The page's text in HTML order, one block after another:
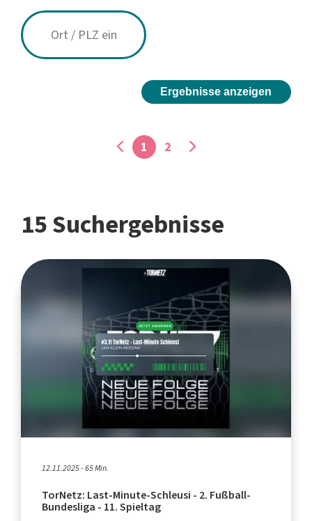
Ergebnisse anzeigen
1 2
15 Suchergebnisse
12.11.2025 - 65 Min.
TorNetz: Last-Minute-Schleusi - 2. Fußball-
Bundesliga - 11. Spieltag